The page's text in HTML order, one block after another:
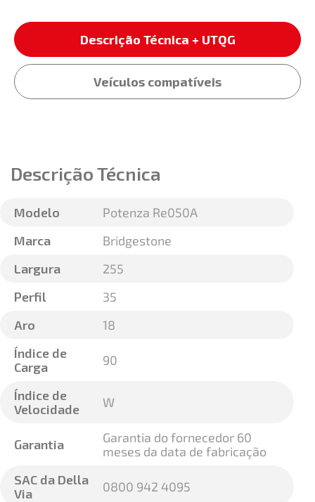
Descrição Técnica + UTQG
Veículos compatíveis
Descrição Técnica
Modelo
Potenza Re050A
Marca
Bridgestone
Largura
255
Perfil
35
Aro
18
Índice de
Carga
90
Índice de
Velocidade
W
Garantia
Garantia do fornecedor 60
meses da data de fabricação
SAC da Della
Via
0800 942 4095